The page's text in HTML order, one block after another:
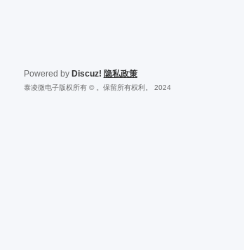
Powered by Discuz! 隐私政策
泰凌微电子版权所有 © 。保留所有权利。 2024